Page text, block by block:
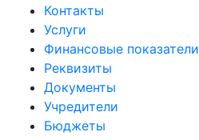
Контакты
Услуги
Финансовые показатели
Реквизиты
Документы
Учредители
Бюджеты